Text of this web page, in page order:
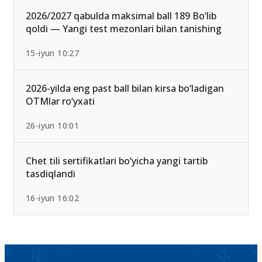
25-iyul 16:55
2026/2027 qabulda maksimal ball 189 Bo‘lib
qoldi — Yangi test mezonlari bilan tanishing
15-iyun 10:27
2026-yilda eng past ball bilan kirsa bo‘ladigan
OTMlar ro‘yxati
26-iyun 10:01
Chet tili sertifikatlari bo‘yicha yangi tartib
tasdiqlandi